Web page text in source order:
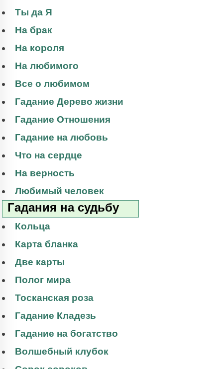
Ты да Я
На брак
На короля
На любимого
Все о любимом
Гадание Дерево жизни
Гадание Отношения
Гадание на любовь
Что на сердце
На верность
Любимый человек
Гадания на судьбу
Кольца
Карта бланка
Две карты
Полог мира
Тосканская роза
Гадание Кладезь
Гадание на богатство
Волшебный клубок